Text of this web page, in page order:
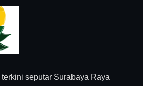
seputar Surabaya Raya